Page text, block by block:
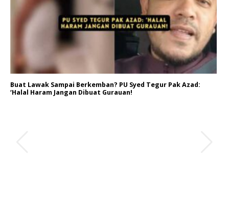
Buat Lawak Sampai Berkemban? PU Syed Tegur Pak Azad:
‘Halal Haram Jangan Dibuat Gurauan!